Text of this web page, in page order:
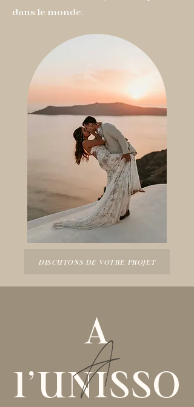
dans le monde.
DISCUTONS DE VOTRE PROJET
A
l'UNISSO
A